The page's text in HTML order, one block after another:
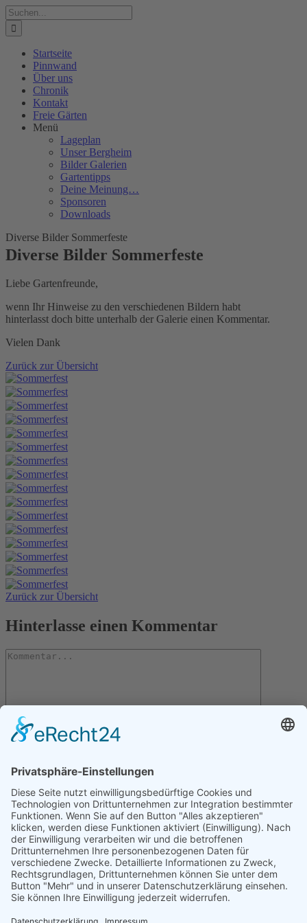
Zum
Inhalt
springen
Suche
nach:
Startseite
Pinnwand
Über uns
Chronik
Kontakt
Freie Gärten
Menü
Lageplan
Unser Bergheim
Bilder Galerien
Gartentipps
Deine Meinung…
Sponsoren
Downloads
Diverse Bilder Sommerfeste
Diverse Bilder Sommerfeste
Liebe Gartenfreunde,
wenn Ihr Hinweise zu den verschiedenen Bildern habt
hinterlasst doch bitte unterhalb der Galerie einen Kommentar.
Vielen Dank
Zurück zur Übersicht
Zurück zur Übersicht
Hinterlasse einen Kommentar
Kommentar
Letzte Artikel
Gartentipps für den November
Gartentipps für den Oktober
Gartentipps für den August
Gartentipps für den September
Gartentipps für den Juli